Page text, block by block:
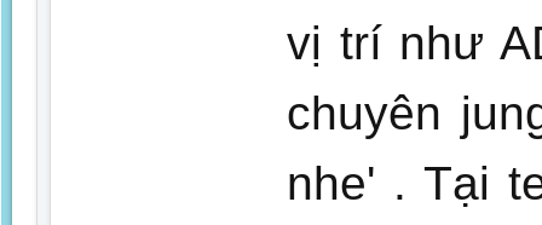
vị trí như
chuyên
nhe' . Tại